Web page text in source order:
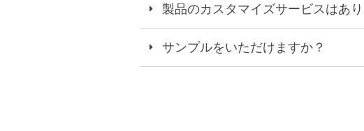
製品のカスタマイズサービスはあ
サンプルをいただけますか？